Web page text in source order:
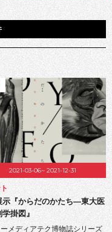
2021-03-06~ 2021-12-31
示『からだのかたち―東大医
掛図』
メディアテク博物誌シリーズ